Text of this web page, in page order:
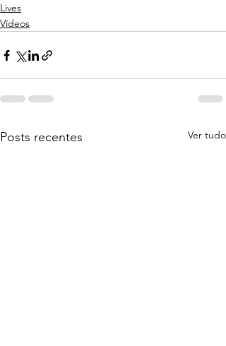
Lives
Vídeos
Posts recentes Ver tudo